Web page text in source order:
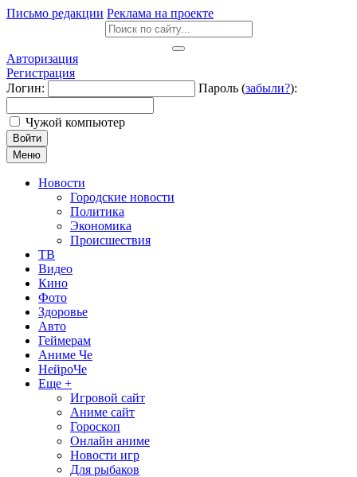
Письмо редакции Реклама на проекте
Авторизация
Регистрация
Логин:
Пароль (забыли?):
Чужой компьютер
Войти
Меню
Новости
Городские новости
Политика
Экономика
Происшествия
ТВ
Видео
Кино
Фото
Здоровье
Авто
Геймерам
Аниме Че
НейроЧе
Еще +
Игровой сайт
Аниме сайт
Гороскоп
Онлайн аниме
Новости игр
Для рыбаков